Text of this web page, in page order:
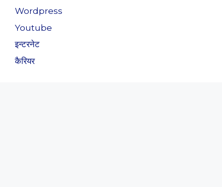
Wordpress
Youtube
इन्टरनेट
कैरियर